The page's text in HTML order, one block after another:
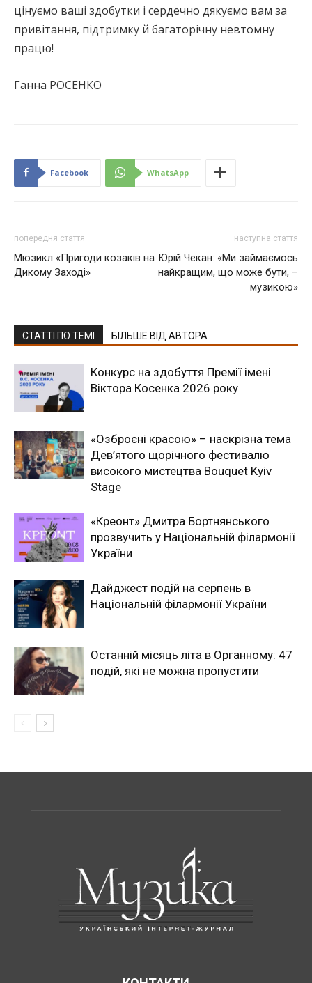
цінуємо ваші здобутки і сердечно дякуємо вам за
привітання, підтримку й багаторічну невтомну
працю!
Ганна РОСЕНКО
Facebook WhatsApp
попередня стаття
Мюзикл «Пригоди козаків на
Дикому Заході»
наступна стаття
Юрій Чекан: «Ми займаємось
найкращим, що може бути, –
музикою»
СТАТТІ ПО ТЕМІ БІЛЬШЕ ВІД АВТОРА
Конкурс на здобуття Премії імені
Віктора Косенка 2026 року
«Озброєні красою» – наскрізна тема
Дев’ятого щорічного фестивалю
високого мистецтва Bouquet Kyiv
Stage
«Креонт» Дмитра Бортнянського
прозвучить у Національній філармонії
України
Дайджест подій на серпень в
Національній філармонії України
Останній місяць літа в Органному: 47
подій, які не можна пропустити